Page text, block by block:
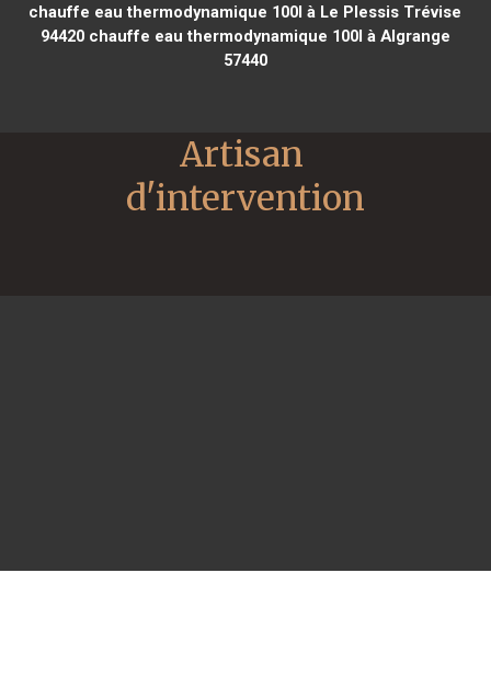
chauffe eau thermodynamique 100l à Le Plessis Trévise
94420chauffe eau thermodynamique 100l à Algrange
57440
Artisan
d'intervention